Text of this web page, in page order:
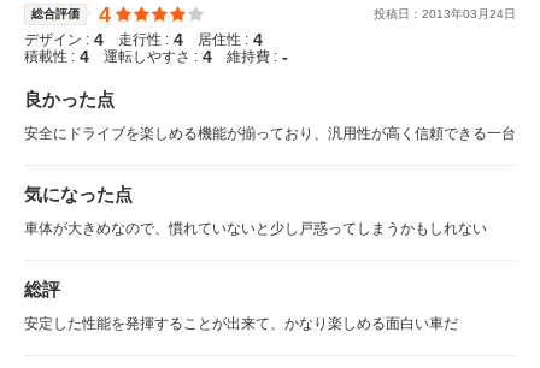
総合評価 4 投稿日： 2013年03 月24日
デザイン : 4 走行性 : 4 居住性 : 4
積載性 : 4 運転しやすさ : 4 維持費 : -
良かった点
安全にドライブを楽しめる機能が揃っており、汎用性が高く信頼できる一台
気になった点
車体が大きめなので、慣れていないと少し戸惑ってしまうかもしれない
総評
安定した性能を発揮することが出来て、かなり楽しめる面白い車だ